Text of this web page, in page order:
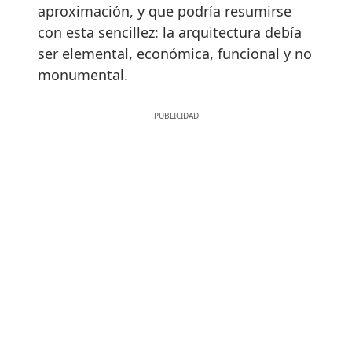
aproximación, y que podría resumirse
con esta sencillez: la arquitectura debía
ser elemental, económica, funcional y no
monumental.